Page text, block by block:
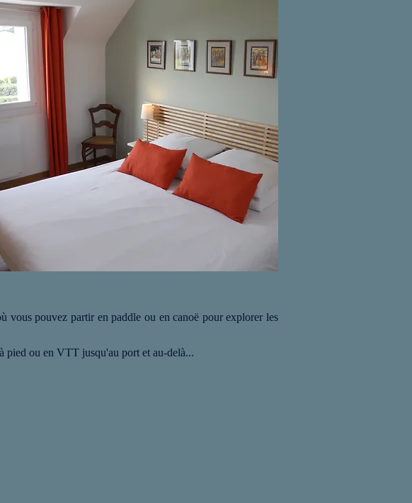
vous pouvez partir en paddle ou en canoë pour explorer les
pied ou en VTT jusqu'au port et au-delà...